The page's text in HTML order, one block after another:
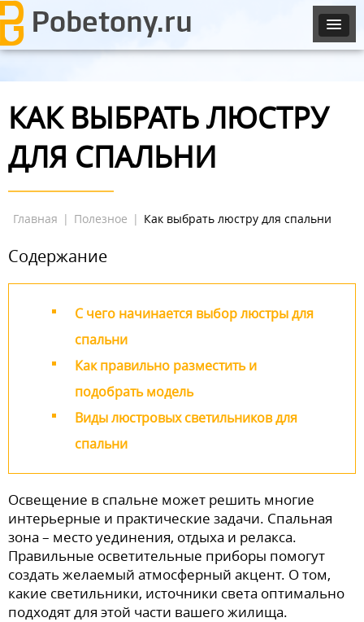
КАК ВЫБРАТЬ ЛЮСТРУ
ДЛЯ СПАЛЬНИ
Главная | Полезное | Как выбрать люстру для спальни
Содержание
С чего начинается выбор люстры для
спальни
Как правильно разместить и
подобрать модель
Виды люстровых светильников для
спальни
Освещение в спальне может решить многие
интерьерные и практические задачи. Спальная
зона – место уединения, отдыха и релакса.
Правильные осветительные приборы помогут
создать желаемый атмосферный акцент. О том,
какие светильники, источники света оптимально
подходят для этой части вашего жилища.